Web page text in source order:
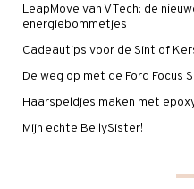
LeapMove van VTech: de
energiebommetjes
Cadeautips voor de Sint of
De weg op met de Ford Focus
Haarspeldjes maken met
Mijn echte BellySister!